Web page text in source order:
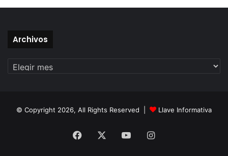
Archivos
© Copyright 2026, All Rights Reserved | Llave Informativa
Facebook YouTubeInstagram